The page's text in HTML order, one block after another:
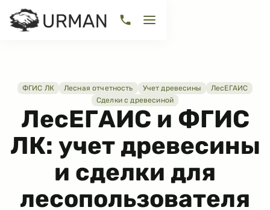
ФГИС ЛК Лесная отчетность Учет древесины
ЛесЕГАИС
Сделки с древесиной
ЛесЕГАИС и ФГИС
ЛК: учет древесины
и сделки для
лесопользователя